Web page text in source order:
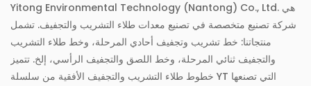
Yitong Environmental Technology (Nantong) Co., Ltd. هي
شركة تصنيع متخصصة في تصنيع معدات طلاء التشريب والتجفيف. تشمل
منتجاتنا: خط تشريب وتجفيف أحادي المرحلة، وخط طلاء التشريب
والتجفيف ثنائي المرحلة، وخط اللصق والتجفيف الرأسي، إلخ. تتميز
خطوط طلاء التشريب والتجفيف الأفقية من سلسلة YT التي تصنعها